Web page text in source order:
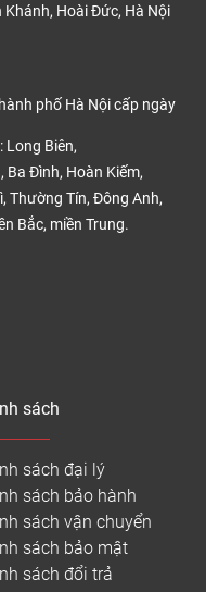
Khánh, Hoài Đức, Hà Nội
phố Hà Nội cấp ngày
Long Biên,
Ba Đình, Hoàn Kiếm,
Thường Tín, Đông Anh,
Bắc, miền Trung.
sách
sách đại lý
sách bảo hành
sách vận chuyển
sách bảo mật
sách đổi trả